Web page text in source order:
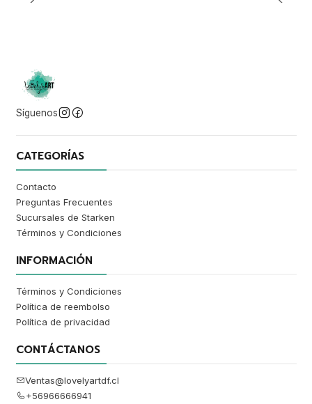
Síguenos
CATEGORÍAS
Contacto
Preguntas Frecuentes
Sucursales de Starken
Términos y Condiciones
INFORMACIÓN
Términos y Condiciones
Política de reembolso
Política de privacidad
CONTÁCTANOS
Ventas@lovelyartdf.cl
+56966666941